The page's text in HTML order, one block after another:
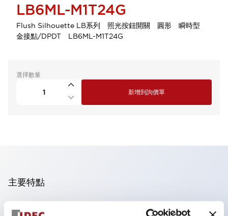
LB6ML-M1T24G
Flush Silhouette LB系列 照光按鈕開關 圓形 瞬時型
金接點/DPDT LB6ML-M1T24G
選擇數量
新增到詢價單
主要特點
操作面板的凹凸減少，呈現銳利感。